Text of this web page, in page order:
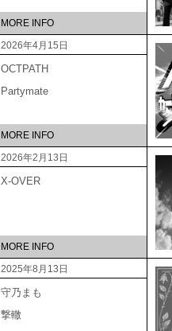
MORE INFO
2026年4月15日
OCTPATH
Partymate
MORE INFO
2026年2月13日
X-OVER
MORE INFO
2025年8月13日
守乃まも
撃轍